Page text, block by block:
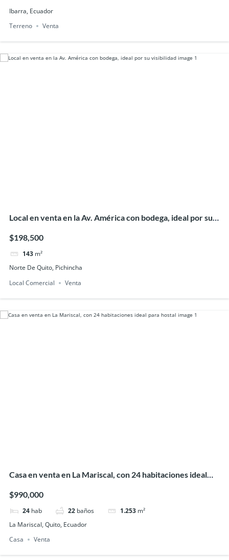
Ibarra, Ecuador
Terreno
Venta
Local en venta en la Av. América con bodega, ideal por su
$198,500
143 m²
Norte De Quito, Pichincha
Local Comercial
Venta
Casa en venta en La Mariscal, con 24 habitaciones ideal
$990,000
24 hab 22 baños 1.253 m²
La Mariscal, Quito, Ecuador
Casa
Venta